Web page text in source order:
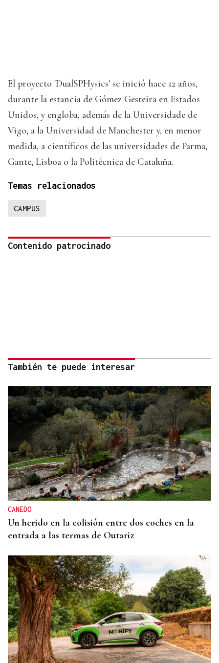
El proyecto 'DualSPHysics' se inició hace 12 años,
durante la estancia de Gómez Gesteira en Estados
Unidos, y engloba, además de la Universidade de
Vigo, a la Universidad de Manchester y, en menor
medida, a científicos de las universidades de Parma,
Gante, Lisboa o la Politécnica de Cataluña.
Temas relacionados
CAMPUS
Contenido patrocinado
También te puede interesar
CANEDO
Un herido en la colisión entre dos coches en la
entrada a las termas de Outariz